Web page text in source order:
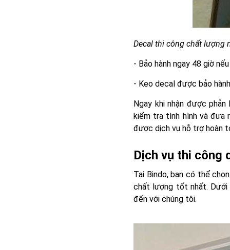
Decal thi công chất lượng
- Bảo hành ngay 48 giờ
- Keo decal được bảo
Ngay khi nhận được
kiểm tra tình hình và đưa
được dịch vụ hỗ trợ hoàn
Dịch vụ thi công
Tại Bindo, bạn có thể
chất lượng tốt nhất. Dưới
đến với chúng tôi.